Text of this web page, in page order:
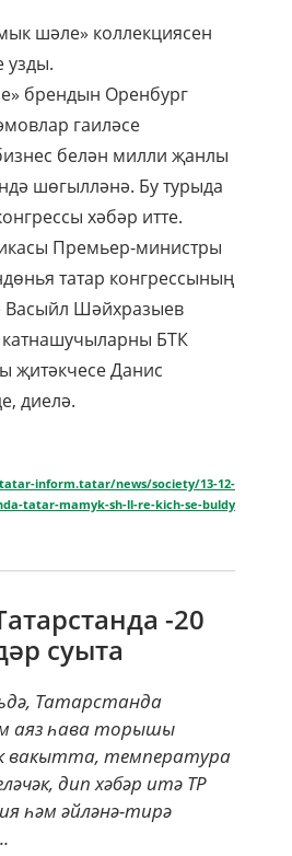
шәле» коллекциясен
узды.
брендын Оренбург
гаиләсе
белән милли җанлы
шөгылләнә. Бу турыда
хәбәр итте.
Премьер-министры
татар конгрессының
Шәйхразыев
БТК
җитәкчесе Данис
диелә.
inform.tatar/news/society/13-12-
tatar-mamyk-sh-ll-re-kich-se-buldy
-20
суыта
Татарстанда
аяз һава торышы
вакытта, температура
дип хәбәр итә ТР
һәм әйләнә-тирә